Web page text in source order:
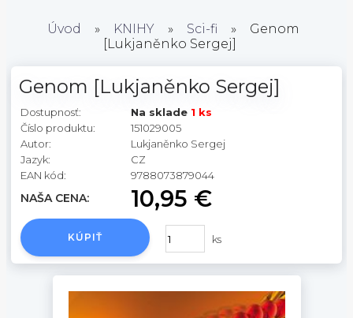
Úvod » KNIHY » Sci-fi »
Genom
[Lukjaněnko Sergej]
Genom [Lukjaněnko Sergej]
Dostupnosť: Na sklade 1 ks
Číslo produktu:
151029005
Autor:
Lukjaněnko Sergej
Jazyk:
CZ
EAN kód:
9788073879044
NAŠA CENA: 10,95 €
ks
KÚPIŤ